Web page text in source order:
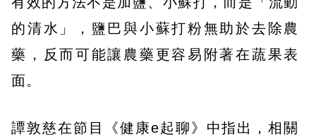
的清水」，鹽巴與小蘇打粉無助於去除農
藥，反而可能讓農藥更容易附著在蔬果表
面。
譚敦慈在節目《健康e起聊》中指出，相關